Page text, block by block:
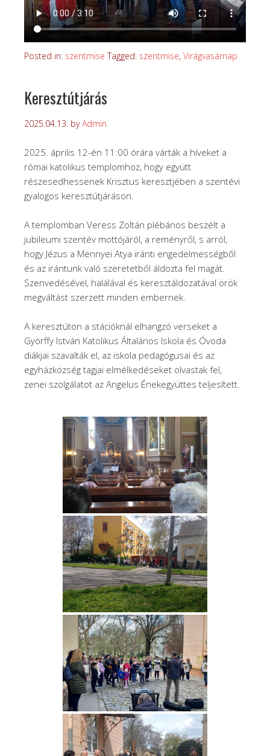
Posted in: szentmise Tagged: szentmise, Virágvasárnap
Keresztútjárás
2025.04.13. byAdmin
2025. április 12-én 11:00 órára várták a híveket a
római katolikus templomhoz, hogy együtt
részesedhessenek Krisztus keresztjében a szentévi
gyalogos keresztútjáráson.
A templomban Veress Zoltán plébános beszélt a
jubileumi szentév mottójáról, a reményről, s arról,
hogy Jézus a Mennyei Atya iránti engedelmességből
és az irántunk való szeretetből áldozta fel magát.
Szenvedésével, halálával és keresztáldozatával örök
megváltást szerzett minden embernek.
A keresztúton a stációknál elhangzó verseket a
Györffy István Katolikus Általános Iskola és Óvoda
diákjai szavalták el, az iskola pedagógusai és az
egyházközség tagjai elmélkedéseket olvastak fel,
zenei szolgálatot az Angelus Énekegyüttes teljesített.